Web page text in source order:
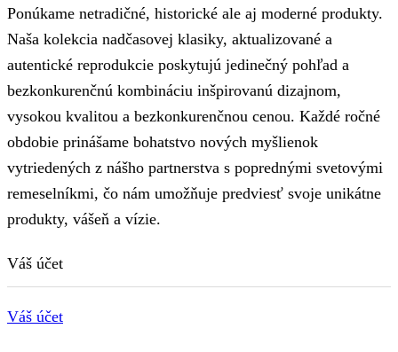
Ponúkame netradičné, historické ale aj moderné produkty.
Naša kolekcia nadčasovej klasiky, aktualizované a
autentické reprodukcie poskytujú jedinečný pohľad a
bezkonkurenčnú kombináciu inšpirovanú dizajnom,
vysokou kvalitou a bezkonkurenčnou cenou. Každé ročné
obdobie prinášame bohatstvo nových myšlienok
vytriedených z nášho partnerstva s poprednými svetovými
remeselníkmi, čo nám umožňuje predviesť svoje unikátne
produkty, vášeň a vízie.
Váš účet
Váš účet